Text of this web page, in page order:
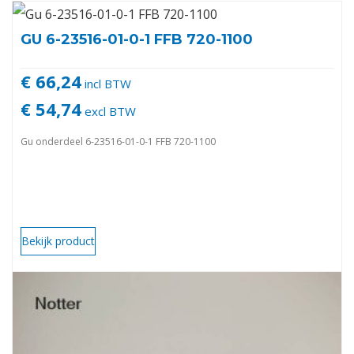
GU 6-23516-01-0-1 FFB 720-1100
€ 66,24 incl BTW
€ 54,74 excl BTW
Gu onderdeel 6-23516-01-0-1 FFB 720-1100
Bekijk product